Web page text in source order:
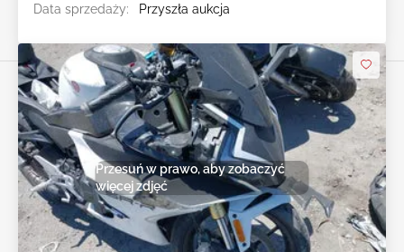
Data sprzedaży:
Przyszła aukcja
Przesuń w prawo, aby zobaczyć
więcej zdjęć